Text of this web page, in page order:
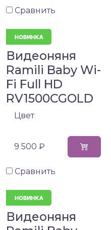
Сравнить
Видеоняня
Ramili Baby Wi-
Fi Full HD
RV1500CGOLD
Цвет
9 500 ₽
Сравнить
Видеоняня